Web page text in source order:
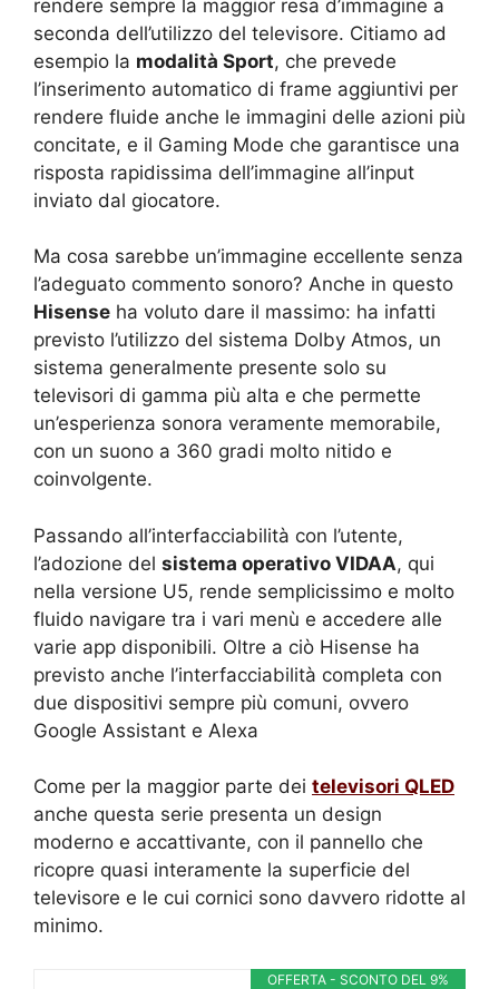
rendere sempre la maggior resa d’immagine a
seconda dell’utilizzo del televisore. Citiamo ad
esempio la modalità Sport, che prevede
l’inserimento automatico di frame aggiuntivi per
rendere fluide anche le immagini delle azioni più
concitate, e il Gaming Mode che garantisce una
risposta rapidissima dell’immagine all’input
inviato dal giocatore.
Ma cosa sarebbe un’immagine eccellente senza
l’adeguato commento sonoro? Anche in questo
Hisense ha voluto dare il massimo: ha infatti
previsto l’utilizzo del sistema Dolby Atmos, un
sistema generalmente presente solo su
televisori di gamma più alta e che permette
un’esperienza sonora veramente memorabile,
con un suono a 360 gradi molto nitido e
coinvolgente.
Passando all’interfacciabilità con l’utente,
l’adozione del sistema operativo VIDAA, qui
nella versione U5, rende semplicissimo e molto
fluido navigare tra i vari menù e accedere alle
varie app disponibili. Oltre a ciò Hisense ha
previsto anche l’interfacciabilità completa con
due dispositivi sempre più comuni, ovvero
Google Assistant e Alexa
Come per la maggior parte dei televisori QLED
anche questa serie presenta un design
moderno e accattivante, con il pannello che
ricopre quasi interamente la superficie del
televisore e le cui cornici sono davvero ridotte al
minimo.
OFFERTA - SCONTO DEL 9%